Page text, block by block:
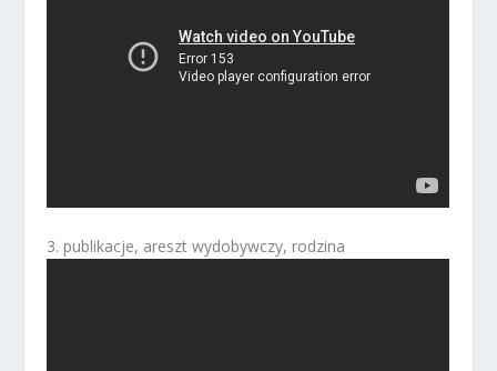
3. publikacje, areszt wydobywczy, rodzina